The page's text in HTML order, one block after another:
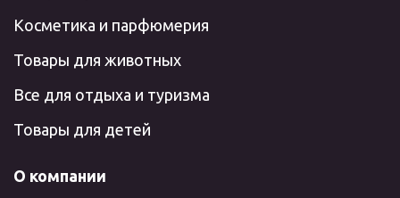
Косметика и парфюмерия
Товары для животных
Все для отдыха и туризма
Товары для детей
О компании